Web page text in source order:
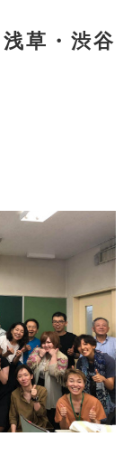
草・渋谷